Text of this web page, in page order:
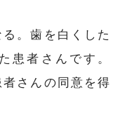
。歯を白くした
患者さんです。
者さんの同意を得